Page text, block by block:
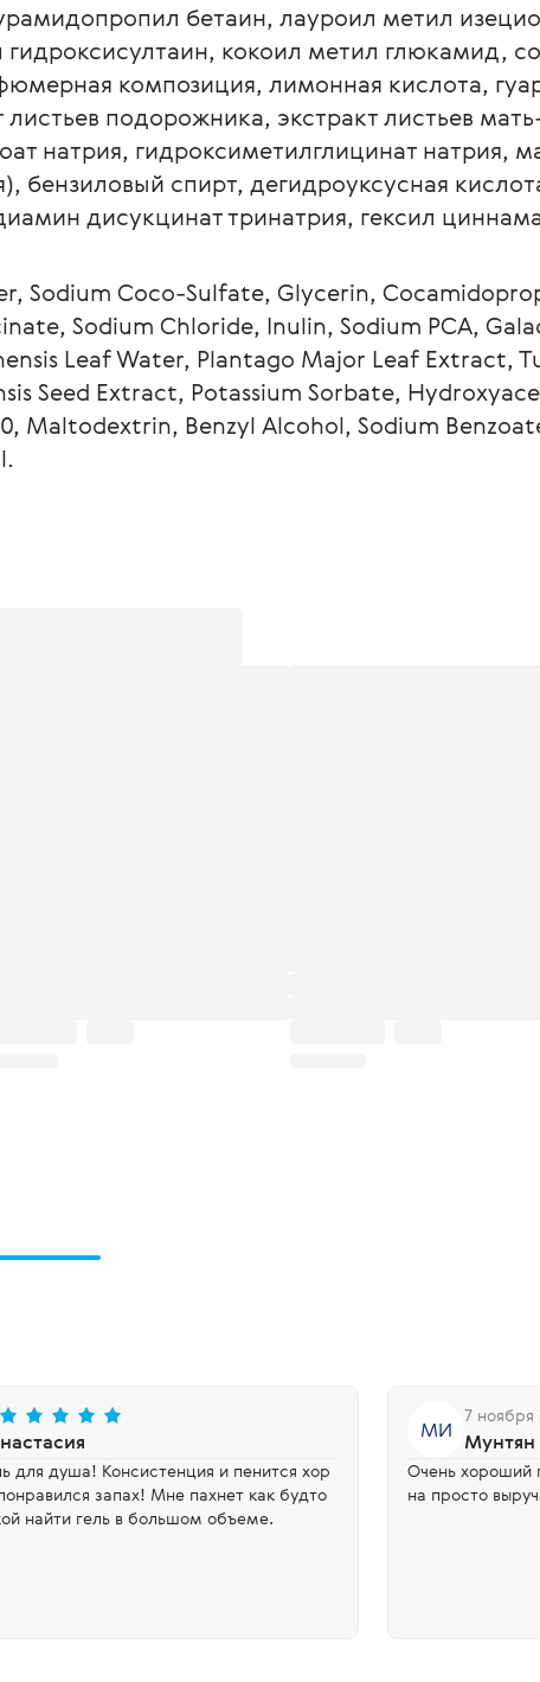
бетаин, лауроил метил
кокоил метил глюкамид,
композиция, лимонная кислота,
листьев подорожника, экстракт листьев
натрия, гидроксиметилглицинат натрия,
бензиловый спирт, дегидроуксусная
дисукцинат тринатрия, гексил
Sodium Coco-Sulfate, Glycerin,
Sodium Chloride, Inulin, Sodium PCA,
Leaf Water, Plantago Major Leaf Extract,
Seed Extract, Potassium Sorbate,
Maltodextrin, Benzyl Alcohol, Sodium
для душа! Консистенция и пенится хор
запах! Мне пахнет как будто
найти гель в большом объеме.
МИ
7 ноября
Очень хороший
на просто